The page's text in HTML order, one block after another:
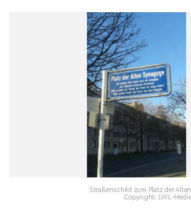
Straßenschild zum Platz der
Copyright: LWL-